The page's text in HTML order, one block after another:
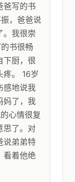
爸写的书
，爸爸说
。我很崇
书很畅
下厨，很
疼。 16岁
感地说我
妈了，我
心情很复
思了。对
说弟弟特
看着他绝